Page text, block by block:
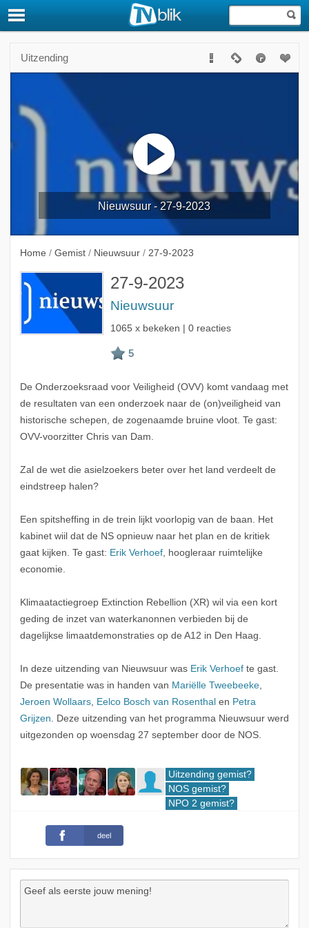
Uitzending
Nieuwsuur - 27-9-2023
Home / Gemist / Nieuwsuur / 27-9-2023
27-9-2023
Nieuwsuur
1065 x bekeken | 0 reacties
De Onderzoeksraad voor Veiligheid (OVV) komt vandaag met
de resultaten van een onderzoek naar de (on)veiligheid van
historische schepen, de zogenaamde bruine vloot. Te gast:
OVV-voorzitter Chris van Dam.
Zal de wet die asielzoekers beter over het land verdeelt de
eindstreep halen?
Een spitsheffing in de trein lijkt voorlopig van de baan. Het
kabinet wiil dat de NS opnieuw naar het plan en de kritiek
gaat kijken. Te gast: Erik Verhoef, hoogleraar ruimtelijke
economie.
Klimaatactiegroep Extinction Rebellion (XR) wil via een kort
geding de inzet van waterkanonnen verbieden bij de
dagelijkse limaatdemonstraties op de A12 in Den Haag.
In deze uitzending van Nieuwsuur was Erik Verhoefte gast.
De presentatie was in handen van Mariëlle Tweebeeke,
Jeroen Wollaars, Eelco Bosch van Rosenthal en Petra
Grijzen. Deze uitzending van het programma Nieuwsuur werd
uitgezonden op woensdag 27 september door de NOS.
Uitzending gemist?
NOS gemist?
NPO 2 gemist?
deel